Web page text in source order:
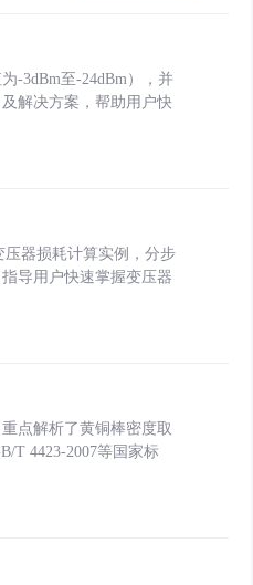
-3dBm至-24dBm），并
解决方案，帮助用户快
压器损耗计算实例，分步
导用户快速掌握变压器
点解析了黄铜棒密度取
T 4423-2007等国家标